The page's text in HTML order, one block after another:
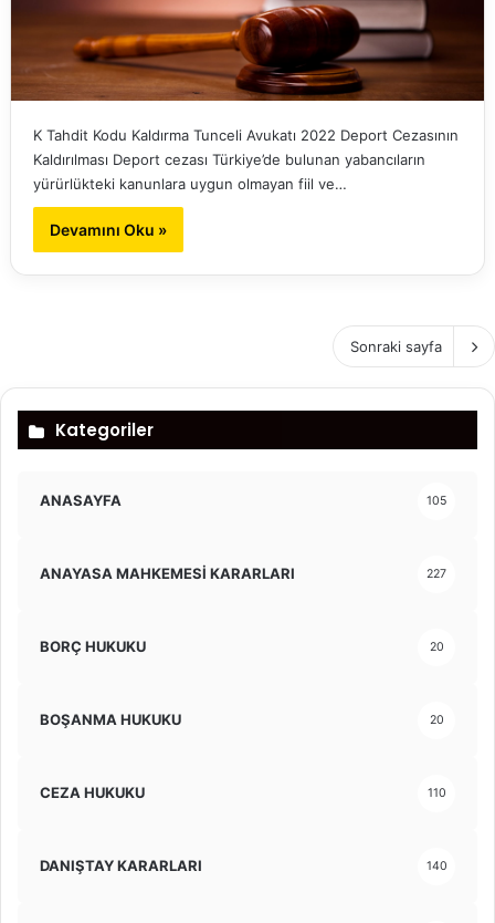
K Tahdit Kodu Kaldırma Tunceli Avukatı 2022 Deport Cezasının
Kaldırılması Deport cezası Türkiye’de bulunan yabancıların
yürürlükteki kanunlara uygun olmayan fiil ve…
Devamını Oku »
Sonraki sayfa
Kategoriler
ANASAYFA 105
ANAYASA MAHKEMESİ KARARLARI 227
BORÇ HUKUKU 20
BOŞANMA HUKUKU 20
CEZA HUKUKU 110
DANIŞTAY KARARLARI 140